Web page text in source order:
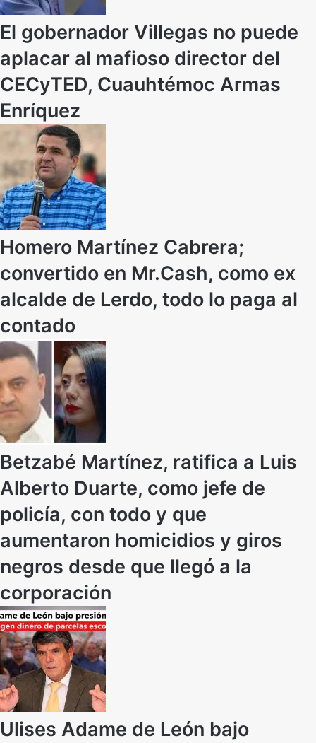
El gobernador Villegas no puede
aplacar al mafioso director del
CECyTED, Cuauhtémoc Armas
Enríquez
Homero Martínez Cabrera;
convertido en Mr.Cash, como ex
alcalde de Lerdo, todo lo paga al
contado
Betzabé Martínez, ratifica a Luis
Alberto Duarte, como jefe de
policía, con todo y que
aumentaron homicidios y giros
negros desde que llegó a la
corporación
Ulises Adame de León bajo